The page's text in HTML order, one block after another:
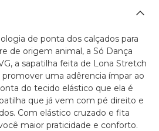
de ponta dos calçados para
de origem animal, a Só Dança
a sapatilha feita de Lona Stretch
uma adêrencia ímpar ao
do tecido elástico que ela é
que já vem com pé direito e
Com elástico cruzado e fita
maior praticidade e conforto.